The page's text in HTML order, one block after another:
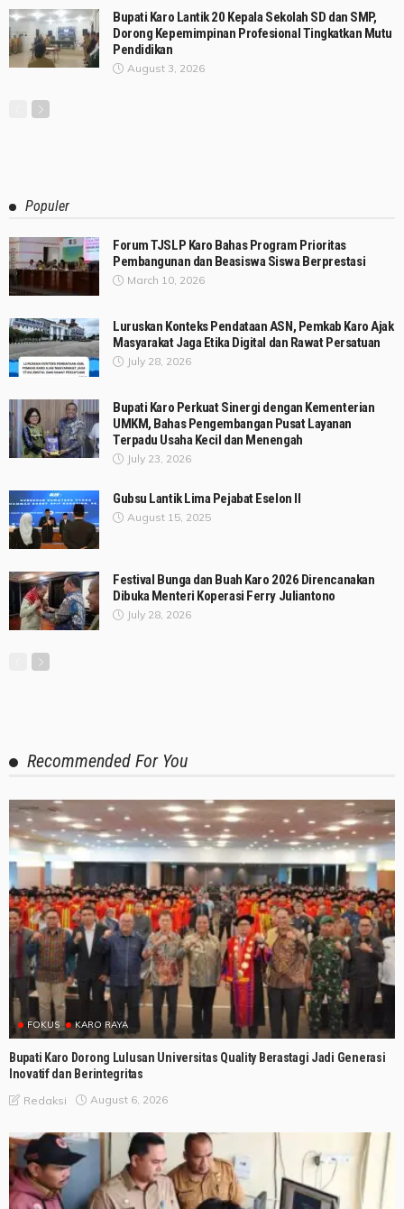
Bupati Karo Lantik 20 Kepala Sekolah SD dan SMP,
Dorong Kepemimpinan Profesional Tingkatkan Mutu
Pendidikan
August 3, 2026
Populer
Forum TJSLP Karo Bahas Program Prioritas
Pembangunan dan Beasiswa Siswa Berprestasi
March 10, 2026
Luruskan Konteks Pendataan ASN, Pemkab Karo Ajak
Masyarakat Jaga Etika Digital dan Rawat Persatuan
July 28, 2026
Bupati Karo Perkuat Sinergi dengan Kementerian
UMKM, Bahas Pengembangan Pusat Layanan
Terpadu Usaha Kecil dan Menengah
July 23, 2026
Gubsu Lantik Lima Pejabat Eselon II
August 15, 2025
Festival Bunga dan Buah Karo 2026 Direncanakan
Dibuka Menteri Koperasi Ferry Juliantono
July 28, 2026
Recommended For You
FOKUS KARO RAYA
Bupati Karo Dorong Lulusan Universitas Quality Berastagi Jadi Generasi
Inovatif dan Berintegritas
Redaksi August 6, 2026